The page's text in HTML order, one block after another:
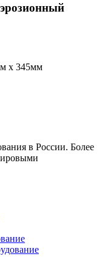
x 345мм
в России. Более